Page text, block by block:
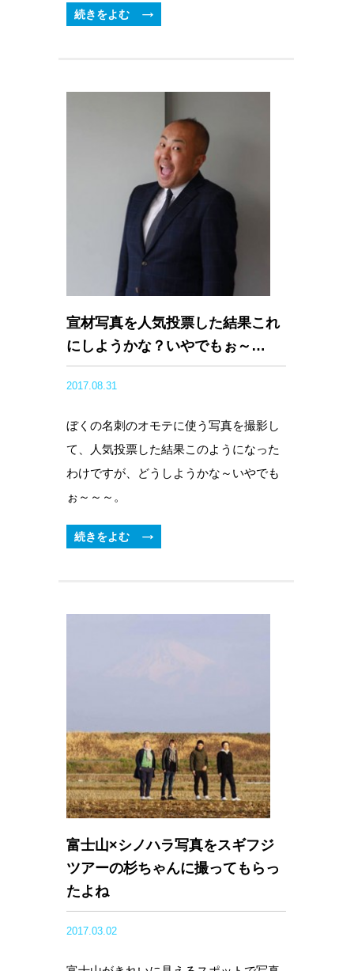
続きをよむ
宣材写真を人気投票した結果これ
にしようかな？いやでもぉ～…
2017.08.31
ぼくの名刺のオモテに使う写真を撮影し
て、人気投票した結果このようになった
わけですが、どうしようかな～いやでも
ぉ～～～。
続きをよむ
富士山×シノハラ写真をスギフジ
ツアーの杉ちゃんに撮ってもらっ
たよね
2017.03.02